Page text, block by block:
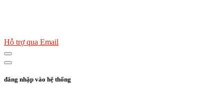
Hỗ trợ qua Email
đăng nhập vào hệ thống